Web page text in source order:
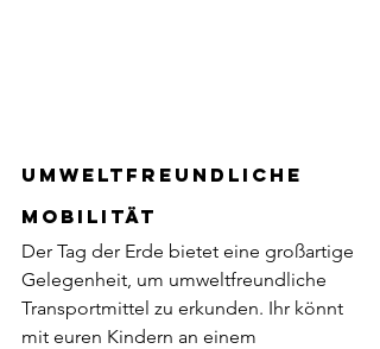
Umweltfreundliche
Mobilität
Der Tag der Erde bietet eine großartige
Gelegenheit, um umweltfreundliche
Transportmittel zu erkunden. Ihr könnt
mit euren Kindern an einem